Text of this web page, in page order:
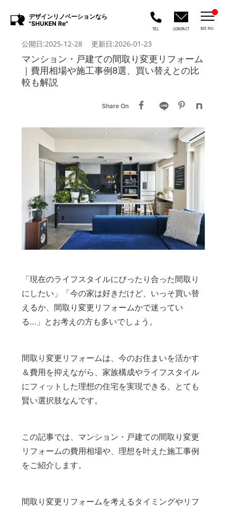
デザインリノベーションなら
"SHUKEN Re"
TEL CONTACT MENU
公開日:2025-12-28 更新日:2026-01-23
マンション・戸建ての間取り変更リフォーム
｜費用相場や施工事例8選、買い替えとの比
較も解説
Share On
「現在のライフスタイルにぴったり合った間取り
にしたい」「今の家は好きだけど、いっそ買い替
えるか、間取り変更リフォームかで迷ってい
る…」とお考えの方も多いでしょう。
間取り変更リフォームは、今のお住まいを活かす
＆費用を抑えながら、家族構成やライフスタイル
にフィットした理想の住宅を実現できる、とても
賢い選択肢なんです。
この記事では、マンション・戸建ての間取り変更
リフォームの費用相場や、理想を叶えた施工事例
をご紹介します。
間取り変更リフォームを考えるタイミングやリフ